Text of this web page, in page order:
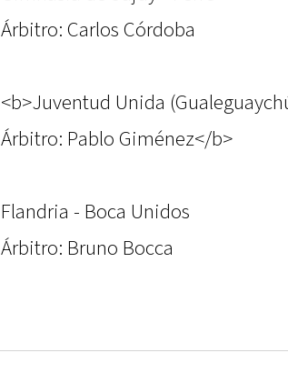
Árbitro: Carlos Córdoba
<b>Juventud Unida
Árbitro: Pablo Giménez</b>
Flandria - Boca Unidos
Árbitro: Bruno Bocca